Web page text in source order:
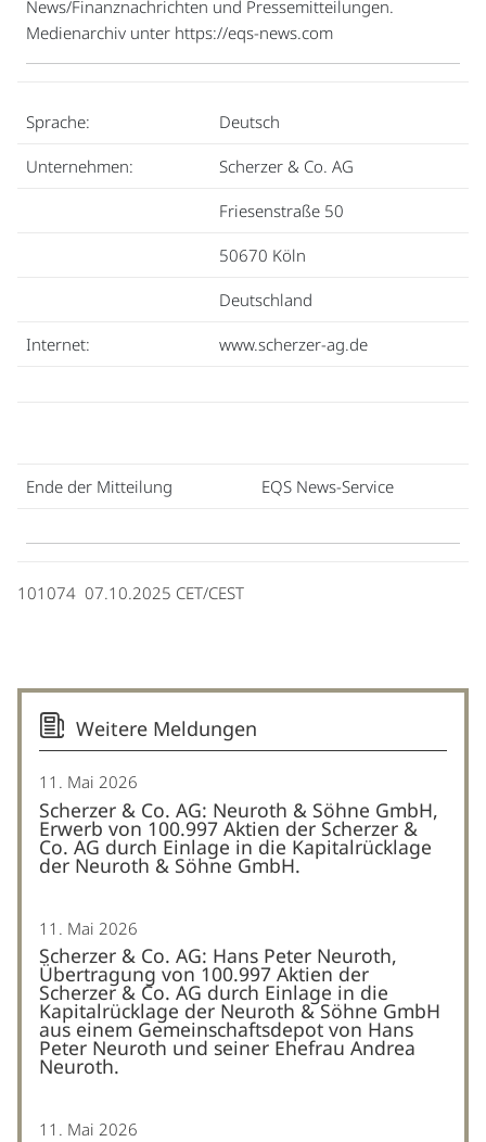
News/Finanznachrichten und Pressemitteilungen.
Medienarchiv unter https://eqs-news.com
Sprache: Deutsch
Unternehmen: Scherzer & Co. AG
Friesenstraße 50
50670 Köln
Deutschland
Internet: www.scherzer-ag.de
Ende der Mitteilung EQS News-Service
101074 07.10.2025 CET/CEST
Weitere Meldungen
11. Mai 2026
Scherzer & Co. AG: Neuroth & Söhne GmbH,
Erwerb von 100.997 Aktien der Scherzer &
Co. AG durch Einlage in die Kapitalrücklage
der Neuroth & Söhne GmbH.
11. Mai 2026
Scherzer & Co. AG: Hans Peter Neuroth,
Übertragung von 100.997 Aktien der
Scherzer & Co. AG durch Einlage in die
Kapitalrücklage der Neuroth & Söhne GmbH
aus einem Gemeinschaftsdepot von Hans
Peter Neuroth und seiner Ehefrau Andrea
Neuroth.
11. Mai 2026